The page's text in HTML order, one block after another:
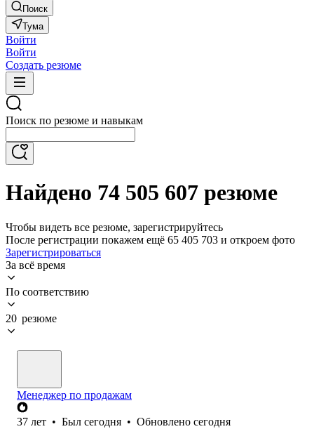
Поиск
Тума
Войти
Войти
Создать резюме
Поиск по резюме и навыкам
Найдено 74 505 607 резюме
Чтобы видеть все резюме, зарегистрируйтесь
После регистрации покажем ещё 65 405 703 и откроем фото
Зарегистрироваться
За всё время
По соответствию
20 резюме
Менеджер по продажам
37 лет • Был сегодня • Обновлено сегодня